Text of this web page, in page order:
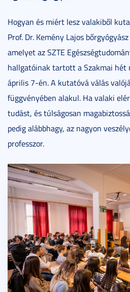
Hogyan és miért lesz valakiből
Prof. Dr. Kemény Lajos
amelyet az SZTE
hallgatóinak tartott a Szakmai hét
április 7-én. A kutatóvá válás
függvényében alakul. Ha valaki
tudást, és túlságosan
pedig alábbhagy, az nagyon
professzor.